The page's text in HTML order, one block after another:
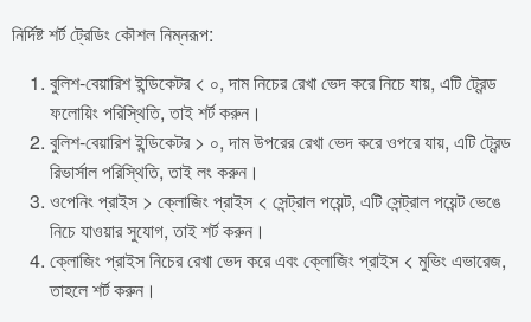
নির্দিষ্ট শর্ট ট্রেডিং কৌশল নিম্নরূপ:
বুলিশ-বেয়ারিশ ইন্ডিকেটর < ০, দাম নিচের রেখা ভেদ করে নিচে যায়, এটি ট্রেন্ড
ফলোয়িং পরিস্থিতি, তাই শর্ট করুন।
বুলিশ-বেয়ারিশ ইন্ডিকেটর > ০, দাম উপরের রেখা ভেদ করে ওপরে যায়, এটি ট্রেন্ড
রিভার্সাল পরিস্থিতি, তাই লং করুন।
ওপেনিং প্রাইস > ক্লোজিং প্রাইস < সেন্ট্রাল পয়েন্ট, এটি সেন্ট্রাল পয়েন্ট ভেঙে
নিচে যাওয়ার সুযোগ, তাই শর্ট করুন।
ক্লোজিং প্রাইস নিচের রেখা ভেদ করে এবং ক্লোজিং প্রাইস < মুভিং এভারেজ,
তাহলে শর্ট করুন।